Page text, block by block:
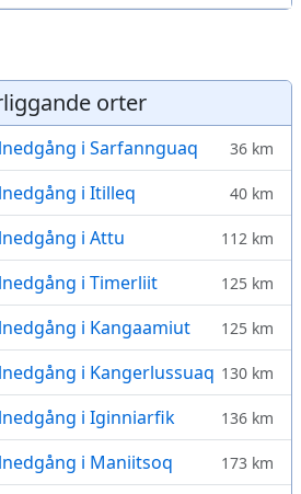
orter
i Sarfannguaq 36 km
i Itilleq 40 km
i Attu 112 km
i Timerliit 125 km
i Kangaamiut 125 km
i Kangerlussuaq 130 km
i Iginniarfik 136 km
i Maniitsoq 173 km